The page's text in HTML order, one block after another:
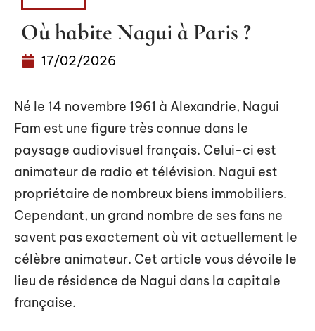
Où habite Nagui à Paris ?
17/02/2026
Né le 14 novembre 1961 à Alexandrie, Nagui
Fam est une figure très connue dans le
paysage audiovisuel français. Celui-ci est
animateur de radio et télévision. Nagui est
propriétaire de nombreux biens immobiliers.
Cependant, un grand nombre de ses fans ne
savent pas exactement où vit actuellement le
célèbre animateur. Cet article vous dévoile le
lieu de résidence de Nagui dans la capitale
française.